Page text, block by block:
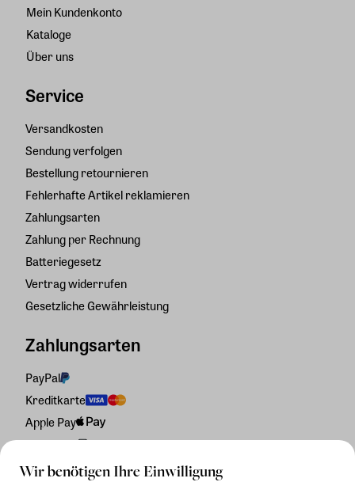
Wir benötigen Ihre Einwilligung
Mein Kundenkonto
Kataloge
Über uns
Service
Versandkosten
Sendung verfolgen
Bestellung retournieren
Fehlerhafte Artikel reklamieren
Zahlungsarten
Zahlung per Rechnung
Batteriegesetz
Vertrag widerrufen
Gesetzliche Gewährleistung
Zahlungsarten
PayPal
Kreditkarte
Apple Pay
Rechnung